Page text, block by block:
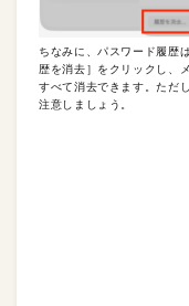
ちなみに、パスワード履歴
歴を消去］をクリックし、
すべて消去できます。ただ
注意しましょう。